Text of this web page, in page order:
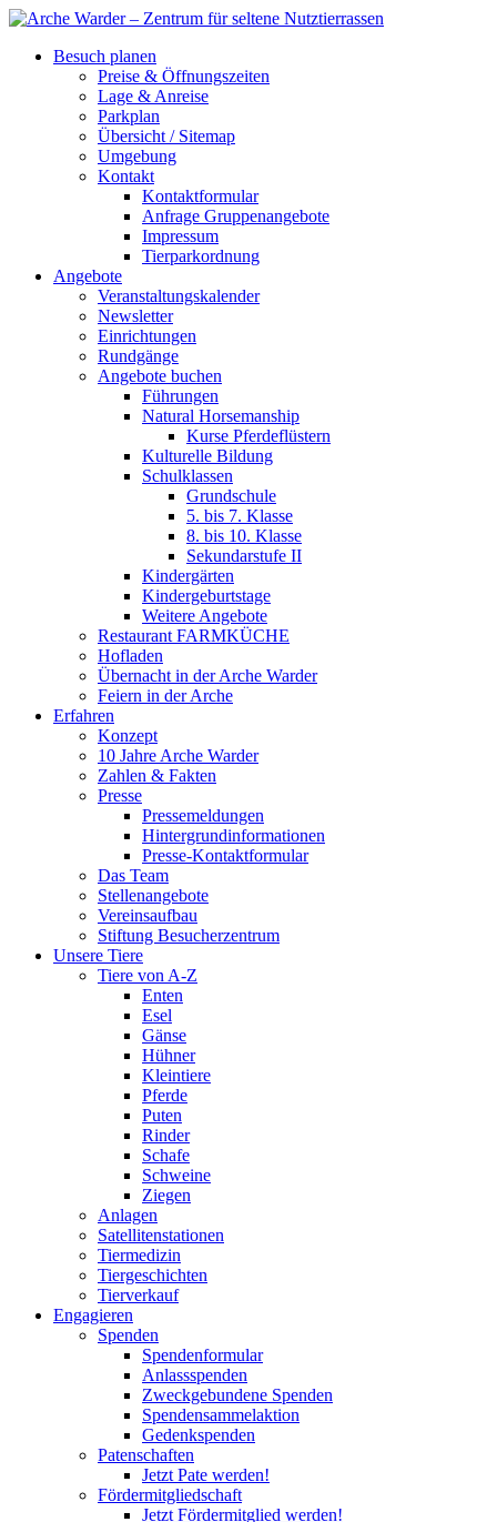
Besuch planen
Preise & Öffnungszeiten
Lage & Anreise
Parkplan
Übersicht / Sitemap
Umgebung
Kontakt
Kontaktformular
Anfrage Gruppenangebote
Impressum
Tierparkordnung
Angebote
Veranstaltungskalender
Newsletter
Einrichtungen
Rundgänge
Angebote buchen
Führungen
Natural Horsemanship
Kurse Pferdeflüstern
Kulturelle Bildung
Schulklassen
Grundschule
5. bis 7. Klasse
8. bis 10. Klasse
Sekundarstufe II
Kindergärten
Kindergeburtstage
Weitere Angebote
Restaurant FARMKÜCHE
Hofladen
Übernacht in der Arche Warder
Feiern in der Arche
Erfahren
Konzept
10 Jahre Arche Warder
Zahlen & Fakten
Presse
Pressemeldungen
Hintergrundinformationen
Presse-Kontaktformular
Das Team
Stellenangebote
Vereinsaufbau
Stiftung Besucherzentrum
Unsere Tiere
Tiere von A-Z
Enten
Esel
Gänse
Hühner
Kleintiere
Pferde
Puten
Rinder
Schafe
Schweine
Ziegen
Anlagen
Satellitenstationen
Tiermedizin
Tiergeschichten
Tierverkauf
Engagieren
Spenden
Spendenformular
Anlassspenden
Zweckgebundene Spenden
Spendensammelaktion
Gedenkspenden
Patenschaften
Jetzt Pate werden!
Fördermitgliedschaft
Jetzt Fördermitglied werden!